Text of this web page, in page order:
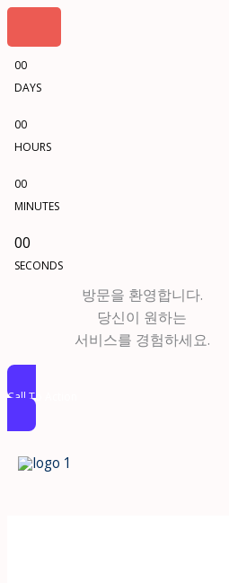
00
DAYS
00
HOURS
00
MINUTES
00
SECONDS
방문을 환영합니다.
당신이 원하는
서비스를 경험하세요.
Call To Action